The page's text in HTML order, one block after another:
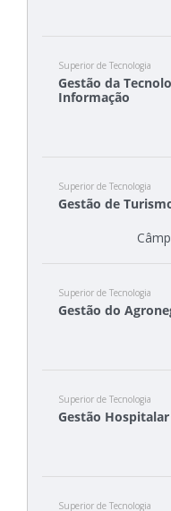
Superior de Tecnologia
Gestão da
Informação
Superior de Tecnologia
Gestão de
Superior de Tecnologia
Gestão do
Superior de Tecnologia
Gestão Hospitalar
Superior de Tecnologia